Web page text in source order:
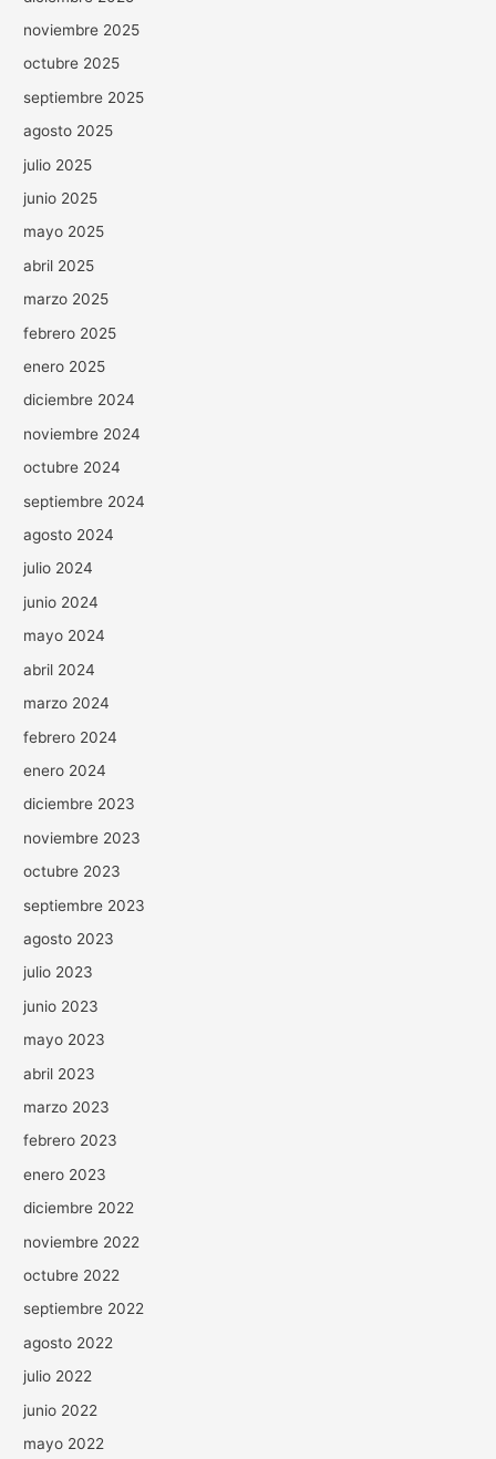
noviembre 2025
octubre 2025
septiembre 2025
agosto 2025
julio 2025
junio 2025
mayo 2025
abril 2025
marzo 2025
febrero 2025
enero 2025
diciembre 2024
noviembre 2024
octubre 2024
septiembre 2024
agosto 2024
julio 2024
junio 2024
mayo 2024
abril 2024
marzo 2024
febrero 2024
enero 2024
diciembre 2023
noviembre 2023
octubre 2023
septiembre 2023
agosto 2023
julio 2023
junio 2023
mayo 2023
abril 2023
marzo 2023
febrero 2023
enero 2023
diciembre 2022
noviembre 2022
octubre 2022
septiembre 2022
agosto 2022
julio 2022
junio 2022
mayo 2022